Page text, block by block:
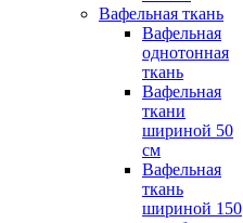
Вафельная ткань
Вафельная
однотонная
ткань
Вафельная
ткани
шириной 50
см
Вафельная
ткань
шириной 150